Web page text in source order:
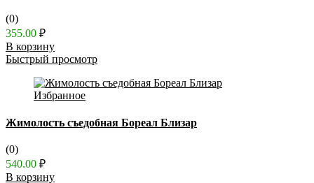
(0)
355.00 ₽
В корзину
Быстрый просмотр
Избранное
Жимолость съедобная Бореал Близар
(0)
540.00 ₽
В корзину